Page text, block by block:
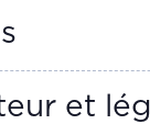
et